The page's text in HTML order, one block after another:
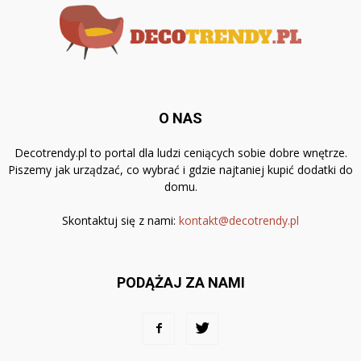
O NAS
Decotrendy.pl to portal dla ludzi ceniących sobie dobre wnętrze.
Piszemy jak urządzać, co wybrać i gdzie najtaniej kupić dodatki do
domu.
Skontaktuj się z nami: kontakt@decotrendy.pl
PODĄŻAJ ZA NAMI